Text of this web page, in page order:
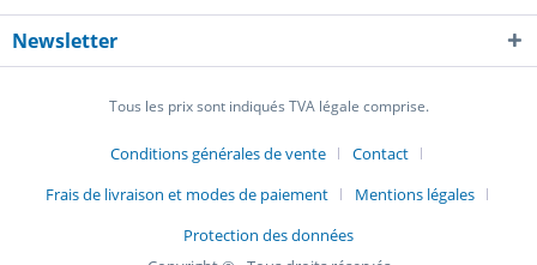
Newsletter
Tous les prix sont indiqués TVA légale comprise.
Conditions générales de vente
Contact
Frais de livraison et modes de paiement
Mentions légales
Protection des données